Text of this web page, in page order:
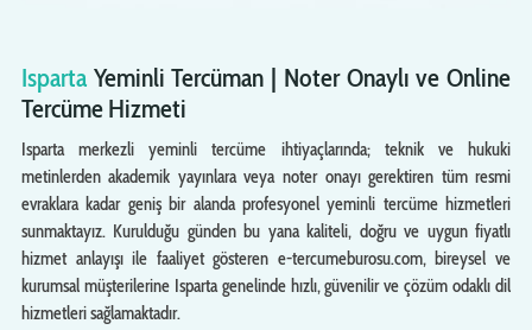
Isparta Yeminli Tercüman | Noter Onaylı ve Online
Tercüme Hizmeti
Isparta merkezli yeminli tercüme ihtiyaçlarında; teknik ve hukuki
metinlerden akademik yayınlara veya noter onayı gerektiren tüm resmi
evraklara kadar geniş bir alanda profesyonel yeminli tercüme hizmetleri
sunmaktayız. Kurulduğu günden bu yana kaliteli, doğru ve uygun fiyatlı
hizmet anlayışı ile faaliyet gösteren e-tercumeburosu.com, bireysel ve
kurumsal müşterilerine Isparta genelinde hızlı, güvenilir ve çözüm odaklı dil
hizmetleri sağlamaktadır.